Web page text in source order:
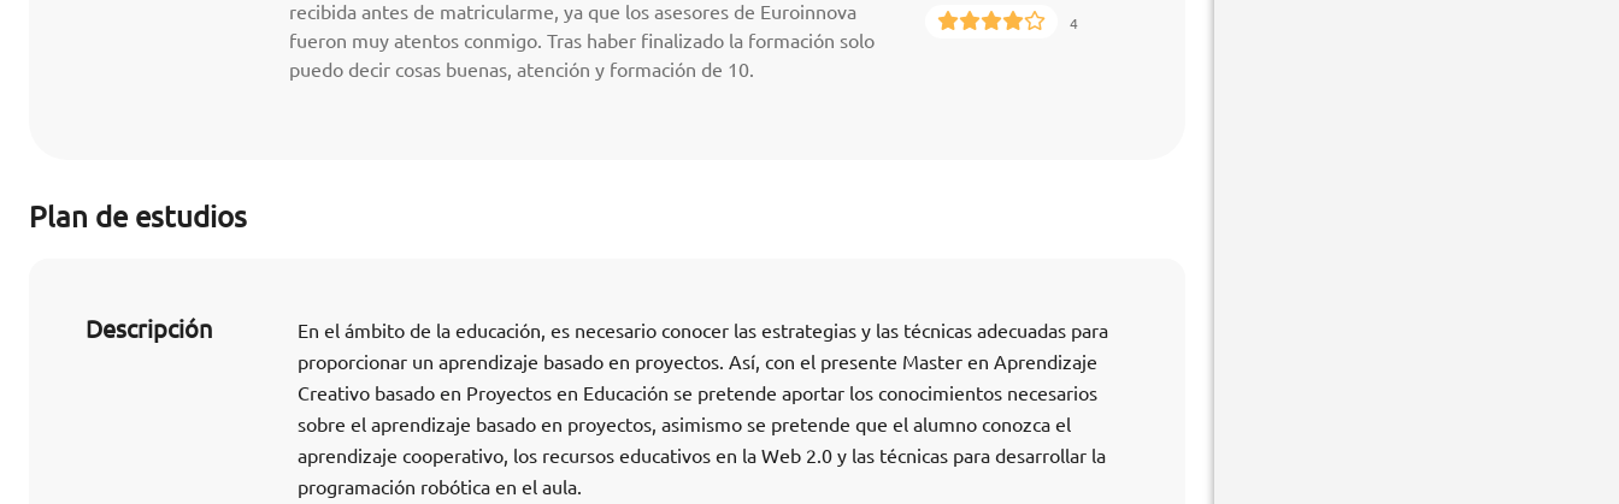
recibida antes de matricularme, ya que los asesores de Euroinnova
fueron muy atentos conmigo. Tras haber finalizado la formación solo
puedo decir cosas buenas, atención y formación de 10.
4
Plan de estudios
Descripción
En el ámbito de la educación, es necesario conocer las estrategias y las técnicas adecuadas para
proporcionar un aprendizaje basado en proyectos. Así, con el presente Master en Aprendizaje
Creativo basado en Proyectos en Educación se pretende aportar los conocimientos necesarios
sobre el aprendizaje basado en proyectos, asimismo se pretende que el alumno conozca el
aprendizaje cooperativo, los recursos educativos en la Web 2.0 y las técnicas para desarrollar la
programación robótica en el aula.